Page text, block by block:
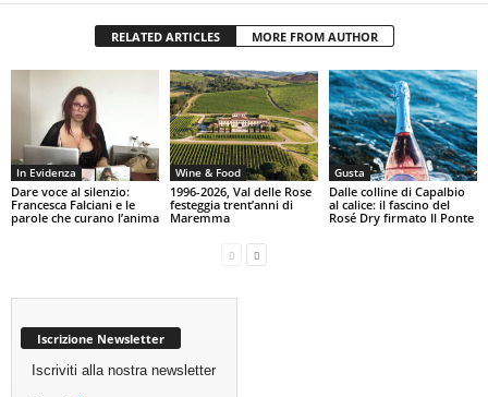
RELATED ARTICLES MORE FROM AUTHOR
In Evidenza
Dare voce al silenzio:
Francesca Falciani e le
parole che curano l’anima
Wine & Food
1996-2026, Val delle Rose
festeggia trent’anni di
Maremma
Gusta
Dalle colline di Capalbio
al calice: il fascino del
Rosé Dry firmato Il Ponte
Iscrizione Newsletter
Iscriviti alla nostra newsletter